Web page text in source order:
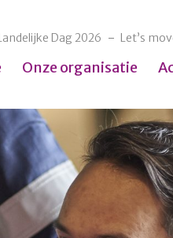
Dag 2026 Let’s
Onze organisatie